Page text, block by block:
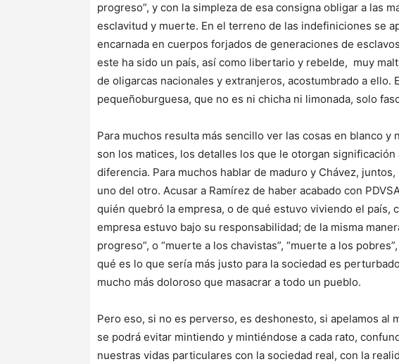
progreso”, y con la simpleza de esa consigna obligar a las
esclavitud y muerte. En el terreno de las indefiniciones se
encarnada en cuerpos forjados de generaciones de
este ha sido un país, así como libertario y rebelde, muy
de oligarcas nacionales y extranjeros, acostumbrado a ello.
pequeñoburguesa, que no es ni chicha ni limonada, solo
Para muchos resulta más sencillo ver las cosas en blanco
son los matices, los detalles los que le otorgan
diferencia. Para muchos hablar de maduro y Chávez,
uno del otro. Acusar a Ramírez de haber acabado con
quién quebró la empresa, o de qué estuvo viviendo el país,
empresa estuvo bajo su responsabilidad; de la misma
progreso”, o “muerte a los chavistas”, “muerte a los
qué es lo que sería más justo para la sociedad es
mucho más doloroso que masacrar a todo un pueblo.
Pero eso, si no es perverso, es deshonesto, si apelamos al
se podrá evitar mintiendo y mintiéndose a cada rato,
nuestras vidas particulares con la sociedad real, con la